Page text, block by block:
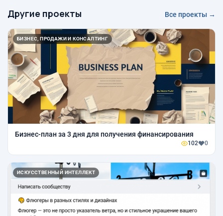
Другие проекты Все проекты →
БИЗНЕС, ПРОДАЖИ И КОНСАЛТИНГ
Бизнес-план за 3 дня для получения финансирования
102 0
ИСКУССТВЕННЫЙ ИНТЕЛЛЕКТ